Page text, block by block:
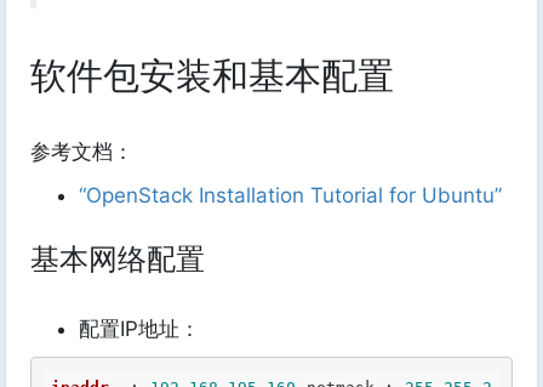
软件包安装和基本配置
参考文档：
“OpenStack Installation Tutorial for Ubuntu”
基本网络配置
配置IP地址：